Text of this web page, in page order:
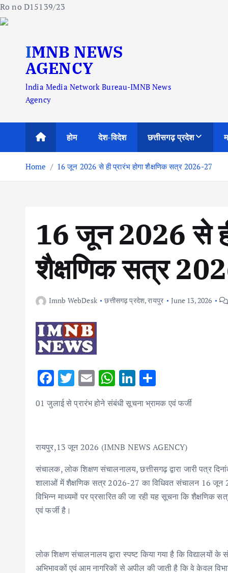
Ro no D15139/23
IMNB NEWS
AGENCY
lndia Media Network Bureau-IMNB News
Agency
होम देश-विदेश छत्तीसगढ़ प्रदेश
Home 16 जून 2026 से ही प्रारंभ होगा शैक्षणिक सत्र 2026-27
16 जून 2026 से ही
शैक्षणिक सत्र
Imnb WebDesk छत्तीसगढ़ प्रदेश,रायपुर June 13, 2026
F
ac
e
o
k
T
w
it
r
E
m
ai
W
h
at
A
p
Li
k
dI
ar
01 जुलाई से प्रारंभ होने संबंधी सूचना भ्रामक एवं फर्जी
रायपुर,13 जून 2026 (IMNB NEWS AGENCY)
संचालक, लोक शिक्षण संचालनालय, छत्तीसगढ़ द्वारा जारी पत्र
शालाओं में शैक्षणिक सत्र 2026-27 का विधिवत संचालन 16 जून
विभिन्न माध्यमों पर प्रसारित की जा रही यह सूचना कि
एवं फर्जी है।
लोक शिक्षण संचालनालय द्वारा स्पष्ट किया गया है कि विद्यालयों
अभिभावकों एवं आम नागरिकों से अपील की जाती है कि वे केवल